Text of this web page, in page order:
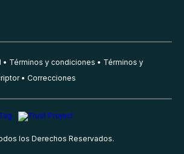
Términos y condiciones
Términos y
Correcciones
los Derechos Reservados.